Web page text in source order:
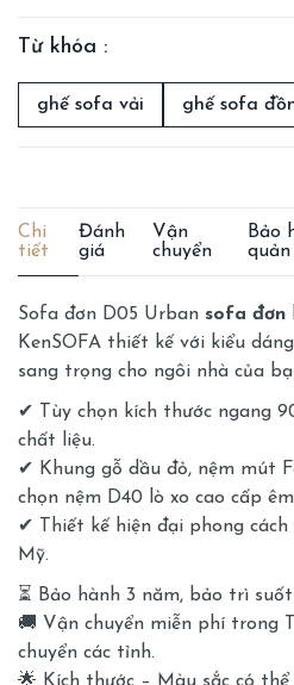
Từ khóa :
ghế sofa vải ghế sofa
Chi
tiết
Đánh
giá
Vận
chuyển
Bảo
quản
Sofa đơn D05 Urban sofa đơn
KenSOFA thiết kế với kiểu
sang trọng cho ngôi nhà của
✔ Tùy chọn kích thước ngang
chất liệu.
✔ Khung gỗ dầu đỏ, nệm mút
chọn nệm D40 lò xo cao cấp
✔ Thiết kế hiện đại phong cách
Mỹ.
⏳ Bảo hành 3 năm, bảo trì
🚚 Vận chuyển miễn phí trong
chuyển các tỉnh.